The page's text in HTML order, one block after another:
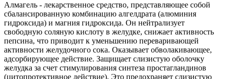
Алмагель - лекарственное средство, представляющее собой
сбалансированную комбинацию алгелдрата (алюминия
гидроксида) и магния гидроксида. Oн нейтрализует
свободную соляную кислоту в желудке, снижает активность
пепсина, что приводит к уменьшению переваривающей
активности желудочного сока. Оказывает обволакивающее,
адсорбирующее действие. Защищает слизистую оболочку
желудка за счет стимулирования синтеза простагландинов
(цитопротективное действие). Это предохраняет слизистую